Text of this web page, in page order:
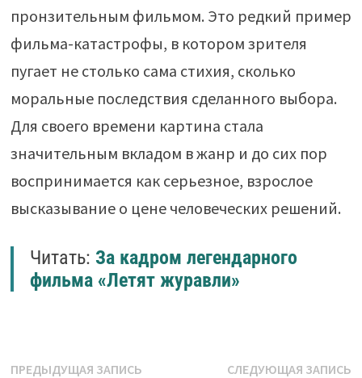
пронзительным фильмом. Это редкий пример
фильма-катастрофы, в котором зрителя
пугает не столько сама стихия, сколько
моральные последствия сделанного выбора.
Для своего времени картина стала
значительным вкладом в жанр и до сих пор
воспринимается как серьезное, взрослое
высказывание о цене человеческих решений.
Читать: За кадром легендарного
фильма «Летят журавли»
Навигация
ПРЕДЫДУЩАЯ ЗАПИСЬПредыдущаяСЛЕДУЮЩАЯ ЗАПИСЬ